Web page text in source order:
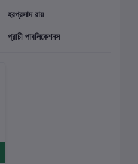
হরপ্রসাদ রায়
প্রাচী পাবলিকেশনস